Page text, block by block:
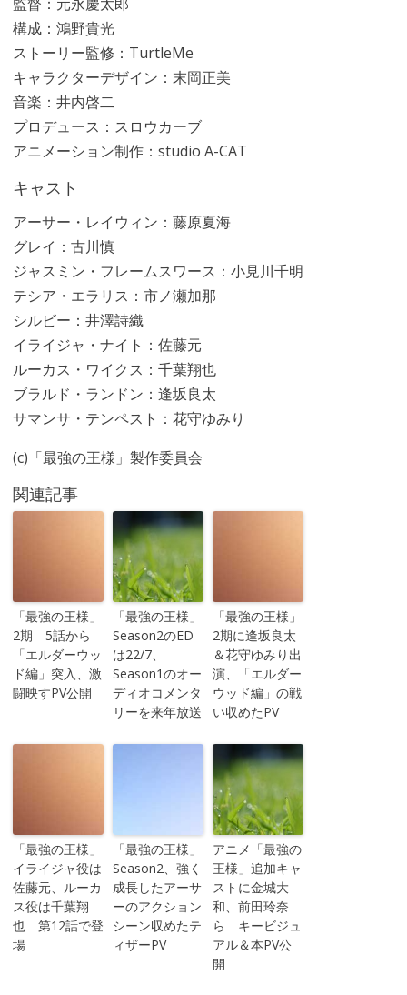
構成：鴻野貴光
ストーリー監修：TurtleMe
キャラクターデザイン：末岡正美
音楽：井内啓二
プロデュース：スロウカーブ
アニメーション制作：studio A-CAT
キャスト
アーサー・レイウィン：藤原夏海
グレイ：古川慎
ジャスミン・フレームスワース：小見川千明
テシア・エラリス：市ノ瀬加那
シルビー：井澤詩織
イライジャ・ナイト：佐藤元
ルーカス・ワイクス：千葉翔也
ブラルド・ランドン：逢坂良太
サマンサ・テンペスト：花守ゆみり
(c)「最強の王様」製作委員会
関連記事
「最強の王様」
2期 5話から
「エルダーウッ
ド編」突入、激
闘映すPV公開
「最強の王様」
Season2のED
は22/7、
Season1のオー
ディオコメンタ
リーを来年放送
「最強の王様」
2期に逢坂良太
＆花守ゆみり出
演、「エルダー
ウッド編」の戦
い収めたPV
「最強の王様」
イライジャ役は
佐藤元、ルーカ
ス役は千葉翔
也 第12話で登
場
「最強の王様」
Season2、強く
成長したアーサ
ーのアクション
シーン収めたテ
ィザーPV
アニメ「最強の
王様」追加キャ
ストに金城大
和、前田玲奈
ら キービジュ
アル＆本PV公
開